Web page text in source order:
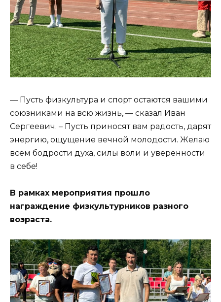
— Пусть физкультура и спорт остаются вашими
союзниками на всю жизнь, — сказал Иван
Сергеевич. – Пусть приносят вам радость, дарят
энергию, ощущение вечной молодости. Желаю
всем бодрости духа, силы воли и уверенности
в себе!
В рамках мероприятия прошло
награждение физкультурников разного
возраста.